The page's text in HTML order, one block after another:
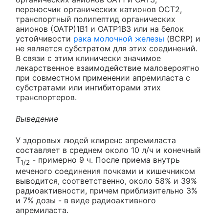
переносчик органических катионов ОСТ2,
транспортный полипептид органических
анионов (ОАТР)1В1 и ОАТР1В3 или на белок
устойчивости рака молочной железы (BCRP) и
не является субстратом для этих соединений.
В связи с этим клинически значимое
лекарственное взаимодействие маловероятно
при совместном применении апремиласта с
субстратами или ингибиторами этих
транспортеров.
Выведение
У здоровых людей клиренс апремиласта
составляет в среднем около 10 л/ч и конечный
Т1/2 - примерно 9 ч. После приема внутрь
меченого соединения почками и кишечником
выводится, соответственно, около 58% и 39%
радиоактивности, причем приблизительно 3%
и 7% дозы - в виде радиоактивного
апремиласта.